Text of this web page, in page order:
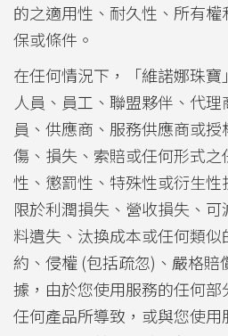
的之適用性、耐久性、所有
保或條件。
在任何情況下，「維諾娜珠
人員、員工、聯盟夥伴、代
員、供應商、服務供應商或
傷、損失、索賠或任何形式
性、懲罰性、特殊性或衍生
限於利潤損失、營收損失、
料遺失、汰換成本或任何類
約、侵權 (包括疏忽)、嚴格
據，由於您使用服務的任何
任何產品所導致，或與您使